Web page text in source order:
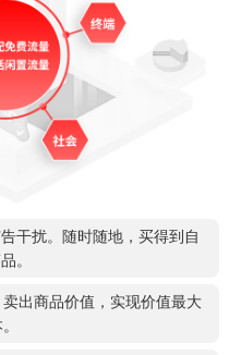
干扰。随时随地，买得到自
。
出商品价值，实现价值最大